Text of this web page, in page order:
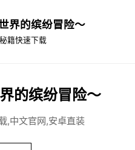
界的缤纷冒险～
籍快速下载
的缤纷冒险～
,中文官网,安卓直装